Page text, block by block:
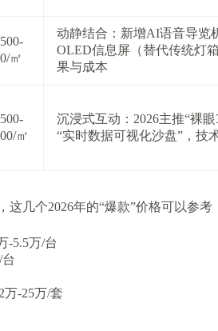
㎡
动静结合：新增AI语音导览
OLED信息屏（替代传统灯
果与成本
㎡
沉浸式互动：2026主推“裸
“实时数据可视化沙盘”，技
几个2026年的“爆款”价格可以参考
-5.5万/台
-25万/套